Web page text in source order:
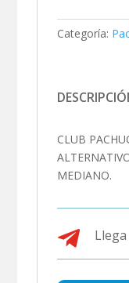
Categoría:
CLUB
MEDIANO.
